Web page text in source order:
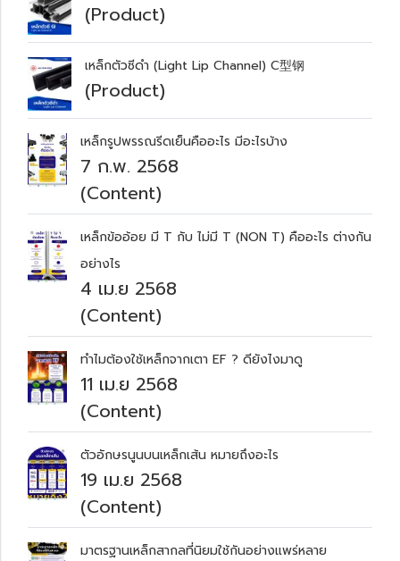
(Product)
เหล็กตัวซีดำ (Light Lip Channel) C型钢
(Product)
เหล็กรูปพรรณรีดเย็นคืออะไร มีอะไรบ้าง
7 ก.พ. 2568
(Content)
เหล็กข้ออ้อย มี T กับ ไม่มี T (NON T) คืออะไร ต่างกัน
อย่างไร
4 เม.ย 2568
(Content)
ทำไมต้องใช้เหล็กจากเตา EF ? ดียังไงมาดู
11 เม.ย 2568
(Content)
ตัวอักษรนูนบนเหล็กเส้น หมายถึงอะไร
19 เม.ย 2568
(Content)
มาตรฐานเหล็กสากลที่นิยมใช้กันอย่างแพร่หลาย